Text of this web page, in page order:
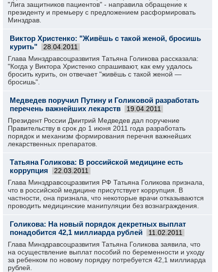
"Лига защитников пациентов" - направила обращение к
президенту и премьеру с предложением расформировать
Минздрав.
Виктор Христенко: "Живёшь с такой женой, бросишь
курить"
28.04.2011
Глава Минздравсоцразвития Татьяна Голикова рассказала:
"Когда у Виктора Христенко спрашивают, как ему удалось
бросить курить, он отвечает "живёшь с такой женой —
бросишь".
Медведев поручил Путину и Голиковой разработать
перечень важнейших лекарств
19.04.2011
Президент России Дмитрий Медведев дал поручение
Правительству в срок до 1 июня 2011 года разработать
порядок и механизм формирования перечня важнейших
лекарственных препаратов.
Татьяна Голикова: В российской медицине есть
коррупция
22.03.2011
Глава Минздравсоцразвития РФ Татьяна Голикова признала,
что в российской медицине присутствует коррупция. В
частности, она признала, что некоторые врачи отказываются
проводить медицинские манипуляции без вознаграждения.
Голикова: На новый порядок декретных выплат
понадобится 42,1 миллиарда рублей
11.02.2011
Глава Минздравсоцразвития Татьяна Голикова заявила, что
на осуществление выплат пособий по беременности и уходу
за ребенком по новому порядку потребуется 42,1 миллиарда
рублей.